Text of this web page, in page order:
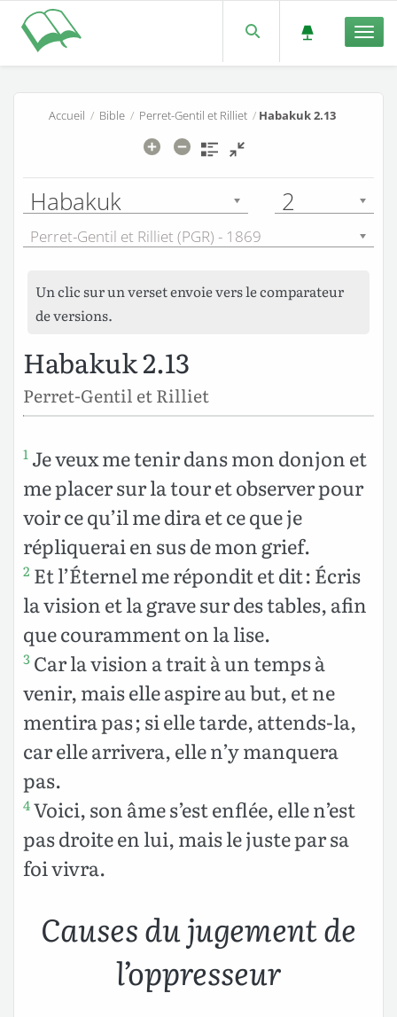
Accueil / Bible / Perret-Gentil et Rilliet / Habakuk 2.13
Habakuk 2
Perret-Gentil et Rilliet (PGR) - 1869
Un clic sur un verset envoie vers le comparateur
de versions.
Habakuk 2.13
Perret-Gentil et Rilliet
1 Je veux me tenir dans mon donjon et
me placer sur la tour et observer pour
voir ce qu’il me dira et ce que je
répliquerai en sus de mon grief.
2 Et l’Éternel me répondit et dit : Écris
la vision et la grave sur des tables, afin
que couramment on la lise.
3 Car la vision a trait à un temps à
venir, mais elle aspire au but, et ne
mentira pas ; si elle tarde, attends-la,
car elle arrivera, elle n’y manquera
pas.
4Voici, son âme s’est enflée, elle n’est
pas droite en lui, mais le juste par sa
foi vivra.
Causes du jugement de
l’oppresseur